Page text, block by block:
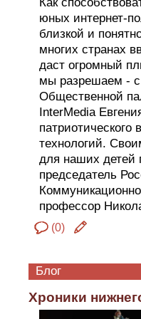
юных интернет-
близкой и
многих странах
даст огромный
мы разрешаем -
Общественной
InterMedia
технологий.
для наших детей
председатель
профессор
(0)
Блог
Хроники